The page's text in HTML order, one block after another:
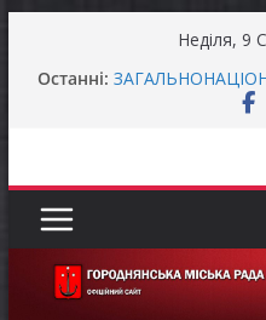
Неділя, 9
Останні: оформити
для
реалізації права
Захищай небо